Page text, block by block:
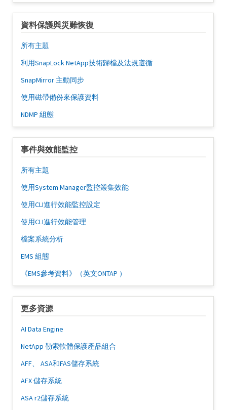
資料保護與災難恢復
所有主題
利用SnapLock NetApp技術歸檔及法規遵循
SnapMirror 主動同步
使用磁帶備份來保護資料
NDMP 組態
事件與效能監控
所有主題
使用System Manager監控叢集效能
使用CLI進行效能監控設定
使用CLI進行效能管理
檔案系統分析
EMS 組態
《EMS參考資料》（英文ONTAP ）
更多資源
AI Data Engine
NetApp 勒索軟體保護產品組合
AFF、 ASA和FAS儲存系統
AFX 儲存系統
ASA r2儲存系統